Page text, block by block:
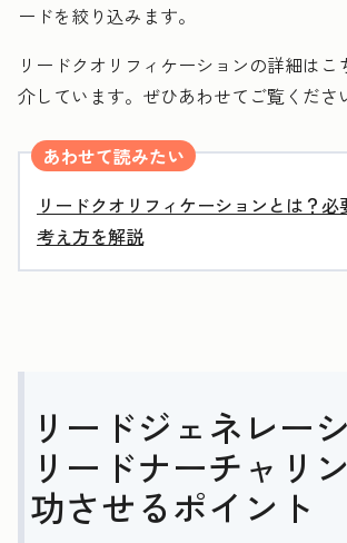
ードを絞り込みます。
リードクオリフィケーションの詳細は
介しています。ぜひあわせてご覧くださ
あわせて読みたい
リードクオリフィケーションとは？必
考え方を解説
リードジェネレー
リードナーチャリ
功させるポイント